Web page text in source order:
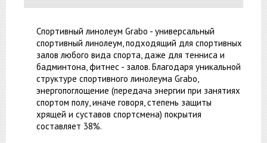
Спортивный линолеум Grabo - универсальный
спортивный линолеум, подходящий для спортивных
залов любого вида спорта, даже для тенниса и
бадминтона, фитнес - залов. Благодаря уникальной
структуре спортивного линолеума Grabo,
энергопоглощение (передача энергии при занятиях
спортом полу, иначе говоря, степень защиты
хрящей и суставов спортсмена) покрытия
составляет 38%.